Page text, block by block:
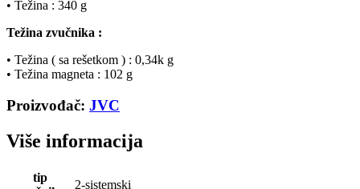
• Težina : 340 g
Težina zvučnika :
• Težina ( sa rešetkom ) : 0,34k g
• Težina magneta : 102 g
Proizvođač: JVC
Više informacija
tip
2-sistemski